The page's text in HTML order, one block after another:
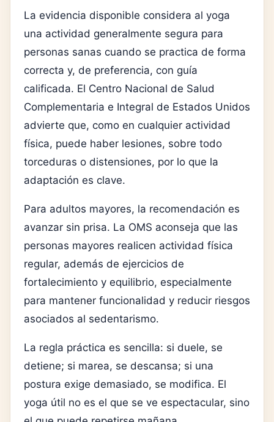
La evidencia disponible considera al yoga
una actividad generalmente segura para
personas sanas cuando se practica de forma
correcta y, de preferencia, con guía
calificada. El Centro Nacional de Salud
Complementaria e Integral de Estados Unidos
advierte que, como en cualquier actividad
física, puede haber lesiones, sobre todo
torceduras o distensiones, por lo que la
adaptación es clave.
Para adultos mayores, la recomendación es
avanzar sin prisa. La OMS aconseja que las
personas mayores realicen actividad física
regular, además de ejercicios de
fortalecimiento y equilibrio, especialmente
para mantener funcionalidad y reducir riesgos
asociados al sedentarismo.
La regla práctica es sencilla: si duele, se
detiene; si marea, se descansa; si una
postura exige demasiado, se modifica. El
yoga útil no es el que se ve espectacular, sino